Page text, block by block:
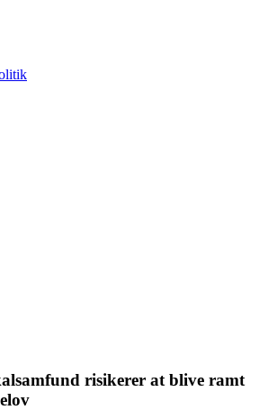
risikerer at blive ramt